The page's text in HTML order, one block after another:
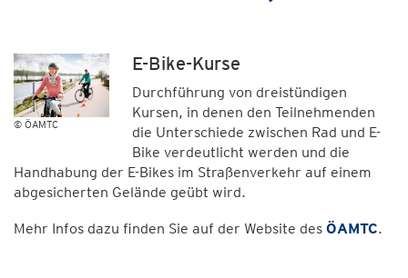
© ÖAMTC
E-Bike-Kurse
Durchführung von dreistündigen
Kursen, in denen den Teilnehmenden
die Unterschiede zwischen Rad und E-
Bike verdeutlicht werden und die
Handhabung der E-Bikes im Straßenverkehr auf einem
abgesicherten Gelände geübt wird.
Mehr Infos dazu finden Sie auf der Website des ÖAMTC.